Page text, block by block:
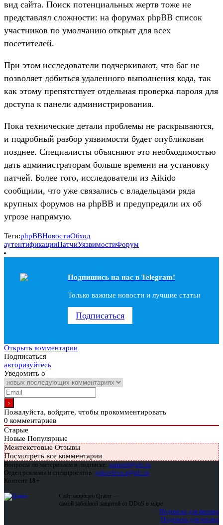
вид сайта. Поиск потенциальных жертв тоже не
представлял сложности: на форумах phpBB список
участников по умолчанию открыт для всех
посетителей.
При этом исследователи подчеркивают, что баг не
позволяет добиться удаленного выполнения кода, так
как этому препятствует отдельная проверка пароля для
доступа к панели администрирования.
Пока технические детали проблемы не раскрываются,
и подробный разбор уязвимости будет опубликован
позднее. Специалисты объясняют это необходимостью
дать администраторам больше времени на установку
патчей. Более того, исследователи из Aikido
сообщили, что уже связались с владельцами ряда
крупных форумов на phpBB и предупредили их об
угрозе напрямую.
Теги:phpBBНовостиОбход
аутентификацииПатчиУязвимостиФорум
Подпишись на наc в Telegram!
Только важные новости и лучшие статьи
Подписаться
Открыть комментарии
Подписаться
авторизуйтесь
Уведомить о
Пожалуйста, войдите, чтобы прокомментировать
0 комментариев
Старые
Новые Популярные
Межтекстовые Отзывы
Посмотреть все комментарии
Вопросы по материалам и подписке: support@glc.ru
Отдел рекламы и спецпроектов: yakovleva.a@glc.ru
Контент 18+
Сайт защищен Qrator —
самой забойной защитой от DDoS в мире
Подписка для физлиц
Подписка для юрлиц